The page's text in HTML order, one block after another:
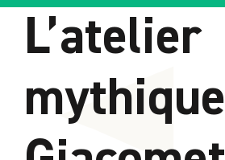
L’atelier